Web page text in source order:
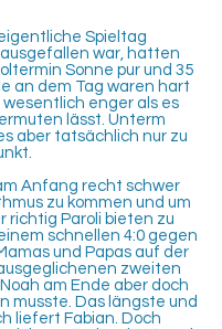
Spieltag
war, hatten
Sonne pur und 35
an dem Tag waren hart
enger als es
lässt. Unterm
aber tatsächlich nur zu
Anfang recht schwer
zu kommen und um
richtig Paroli bieten zu
schnellen 4:0 gegen
und Papas auf der
zweiten
am Ende aber doch
musste. Das längste und
liefert Fabian. Doch